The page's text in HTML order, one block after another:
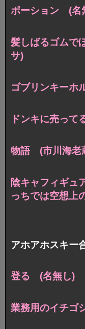
ポーション (名
髪しばるゴムで
サ)
ゴブリンキー
ドンキに売っ
物語 (市川海老
陰キャフィギュ
っちでは空想上
アホアホスキー
登る (名無し)
業務用のイチゴ